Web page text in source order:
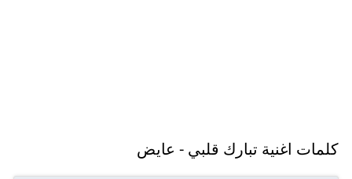
كلمات اغنية تبارك قلبي - عايض